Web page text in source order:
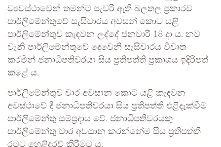
ව්‍යවස්ථාවෙන් තමන්ට පැවරී ඇති බලතල ප්‍රකාරව
පාර්ලිමේන්තුවේ සැසිවාරය අවසන් කොට යළි
පාර්ලිමේන්තුව කැඳවන ලද්දේ ජනවාරි 18 දා ය. නව
වැනි පාර්ලිමේන්තුවේ දෙවෙනි සැසිවාරය විවෘත
කරමින් ජනාධිපතිවරයා සිය ප්‍රතිපත්ති ප්‍රකාශය ඉදිරිපත්
කළේ ය.
පාර්ලිමේන්තුව වාර අවසාන කොට යළි කැඳවන
අවස්ථාවේ දී ජනාධිපතිවරයා සිය ප්‍රතිපත්ති එළිදැක්වීම
පාර්ලිමේන්තු සම්ප්‍රදාය වේ. ජනාධිපතිවරයකු
පාර්ලිමේන්තු වාර අවසාන කරන්නේම සිය ප්‍රතිපත්ති
රටට හෙළිදරව් කිරීමට ය.